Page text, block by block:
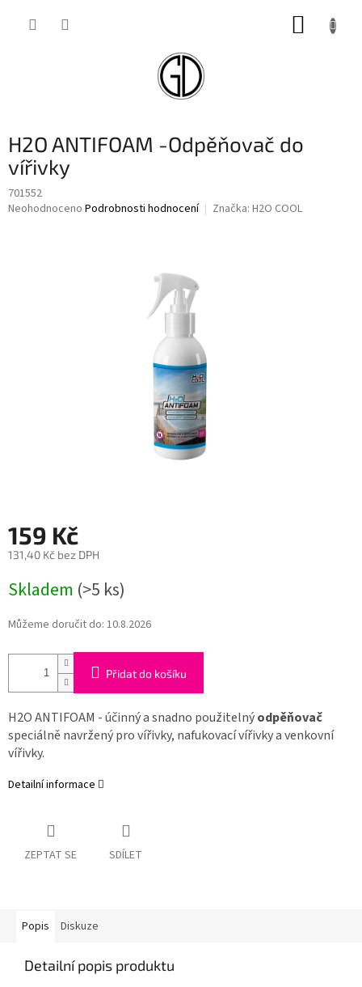
H2O ANTIFOAM -Odpěňovač do
vířivky
701552
Průměrné
Neohodnoceno Podrobnosti hodnocení Značka: H2O COOL
159 Kč
131,40 Kč bez DPH
cena:
Skladem (>5 ks)
Můžeme doručit do: 10.8.2026
Přidat do košíku
H2O ANTIFOAM - účinný a snadno použitelnýodpěňovač
speciálně navržený pro vířivky, nafukovací vířivky a venkovní
vířivky.
Detailní informace
ZEPTAT SE SDÍLET
Popis Diskuze
Detailní popis produktu